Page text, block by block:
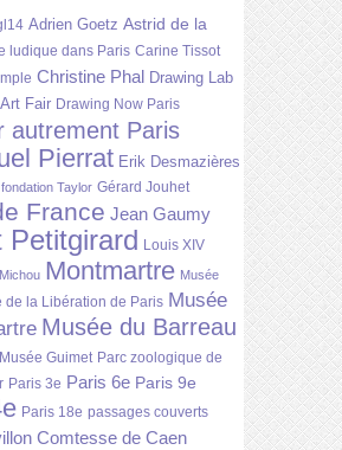
Adrien Goetz Astrid de la
ludique dans Paris Carine Tissot
Christine Phal Drawing Lab
Fair Drawing Now Paris
autrement Paris
Pierrat Erik Desmazières
fondation Taylor Gérard Jouhet
France Jean Gaumy
Petitgirard Louis XIV
Michou Montmartre Musée
de la Libération de Paris Musée
Musée du Barreau
Musée Guimet Parc zoologique de
Paris 3e Paris 6e Paris 9e
Paris 18e passages couverts
Comtesse de Caen